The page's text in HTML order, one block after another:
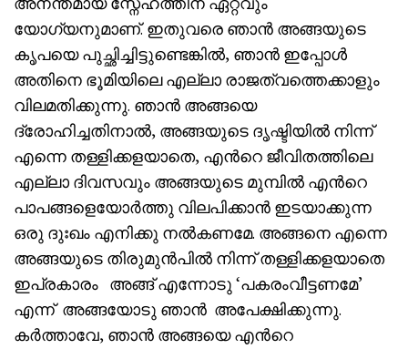
യോഗ്യനുമാണ്. ഇതുവരെ ഞാൻ അങ്ങയുടെ
കൃപയെ പുച്ഛിച്ചിട്ടുണ്ടെങ്കിൽ, ഞാൻ ഇപ്പോൾ
അതിനെ ഭൂമിയിലെ എല്ലാ രാജത്വത്തെക്കാളും
വിലമതിക്കുന്നു. ഞാൻ അങ്ങയെ
ദ്രോഹിച്ചതിനാൽ, അങ്ങയുടെ ദൃഷ്ടിയിൽ നിന്ന്
എന്നെ തള്ളിക്കളയാതെ, എൻറെ ജീവിതത്തിലെ
എല്ലാ ദിവസവും അങ്ങയുടെ മുമ്പിൽ എൻറെ
പാപങ്ങളെയോർത്തു വിലപിക്കാൻ ഇടയാക്കുന്ന
ഒരു ദുഃഖം എനിക്കു നൽകണമേ. അങ്ങനെ എന്നെ
അങ്ങയുടെ തിരുമുൻപിൽ നിന്ന് തള്ളിക്കളയാതെ
ഇപ്രകാരം അങ്ങ് എന്നോടു ‘പകരംവീട്ടണമേ’
എന്ന് അങ്ങയോടു ഞാൻ അപേക്ഷിക്കുന്നു.
കർത്താവേ, ഞാൻ അങ്ങയെ എൻറെ